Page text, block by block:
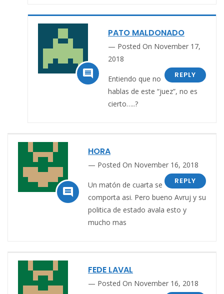

PATO MALDONADO
Posted On November 17,
2018
REPLY
Entiendo que no
hablas de este “juez”, no es
cierto…..?

HORA
Posted On November 16, 2018
REPLY
Un matón de cuarta se
comporta asi. Pero bueno Avruj y su
politica de estado avala esto y
mucho mas
FEDE LAVAL
Posted On November 16, 2018